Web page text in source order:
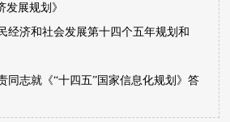
发展规划》
经济和社会发展第十四个五年规划和
同志就《“十四五”国家信息化规划》答